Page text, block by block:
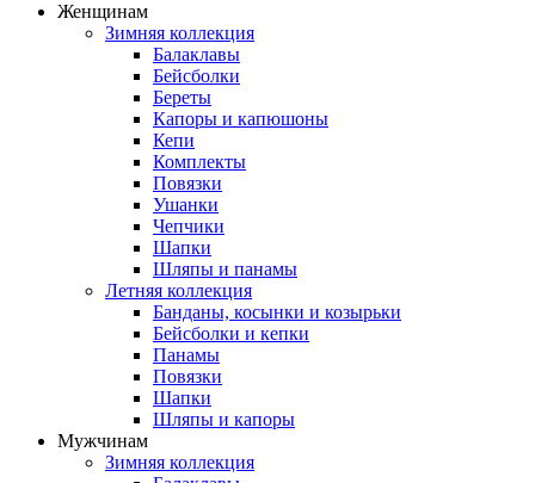
Женщинам
Зимняя коллекция
Балаклавы
Бейсболки
Береты
Капоры и капюшоны
Кепи
Комплекты
Повязки
Ушанки
Чепчики
Шапки
Шляпы и панамы
Летняя коллекция
Банданы, косынки и козырьки
Бейсболки и кепки
Панамы
Повязки
Шапки
Шляпы и капоры
Мужчинам
Зимняя коллекция